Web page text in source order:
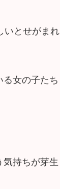
いとせがまれ
女の子たち
持ちが芽生